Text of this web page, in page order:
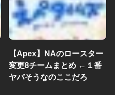
【Apex】NAのロースター
変更8チームまとめ ←１番
ヤバそうなのここだろ